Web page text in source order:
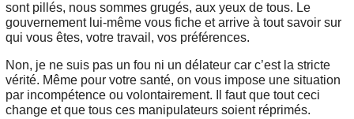
sont pillés, nous sommes grugés, aux yeux de tous. Le
gouvernement lui-même vous fiche et arrive à tout savoir sur
qui vous êtes, votre travail, vos préférences.
Non, je ne suis pas un fou ni un délateur car c’est la stricte
vérité. Même pour votre santé, on vous impose une situation
par incompétence ou volontairement. Il faut que tout ceci
change et que tous ces manipulateurs soient réprimés.